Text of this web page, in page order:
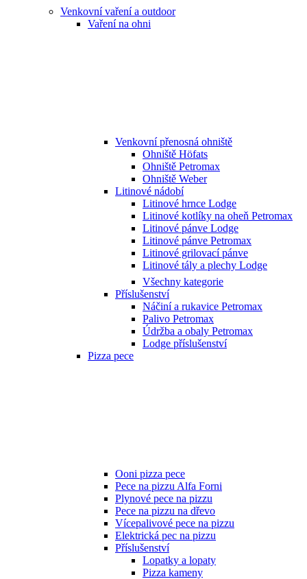
Venkovní vaření a outdoor
Vaření na ohni
Venkovní přenosná ohniště
Ohniště Höfats
Ohniště Petromax
Ohniště Weber
Litinové nádobí
Litinové hrnce Lodge
Litinové kotlíky na oheň Petromax
Litinové pánve Lodge
Litinové pánve Petromax
Litinové grilovací pánve
Litinové tály a plechy Lodge
Všechny kategorie
Příslušenství
Náčiní a rukavice Petromax
Palivo Petromax
Údržba a obaly Petromax
Lodge příslušenství
Pizza pece
Ooni pizza pece
Pece na pizzu Alfa Forni
Plynové pece na pizzu
Pece na pizzu na dřevo
Vícepalivové pece na pizzu
Elektrická pec na pizzu
Příslušenství
Lopatky a lopaty
Pizza kameny